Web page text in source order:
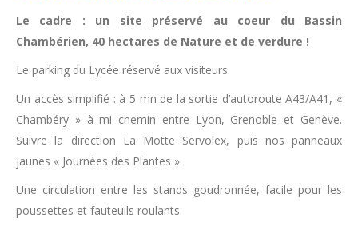
Le cadre : un site préservé au coeur du Bassin
Chambérien, 40 hectares de Nature et de verdure !
Le parking du Lycée réservé aux visiteurs.
Un accès simplifié : à 5 mn de la sortie d’autoroute A43/A41, «
Chambéry » à mi chemin entre Lyon, Grenoble et Genève.
Suivre la direction La Motte Servolex, puis nos panneaux
jaunes « Journées des Plantes ».
Une circulation entre les stands goudronnée, facile pour les
poussettes et fauteuils roulants.